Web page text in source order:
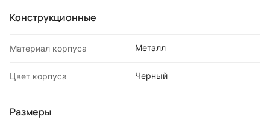
Конструкционные
Материал корпуса Металл
Цвет корпуса Черный
Размеры